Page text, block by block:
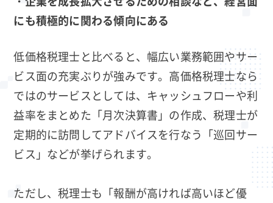
にも積極的に関わる傾向にある
低価格税理士と比べると、幅広い業務範囲やサー
ビス面の充実ぶりが強みです。高価格税理士なら
ではのサービスとしては、キャッシュフローや利
益率をまとめた「月次決算書」の作成、税理士が
定期的に訪問してアドバイスを行なう「巡回サー
ビス」などが挙げられます。
ただし、税理士も「報酬が高ければ高いほど優